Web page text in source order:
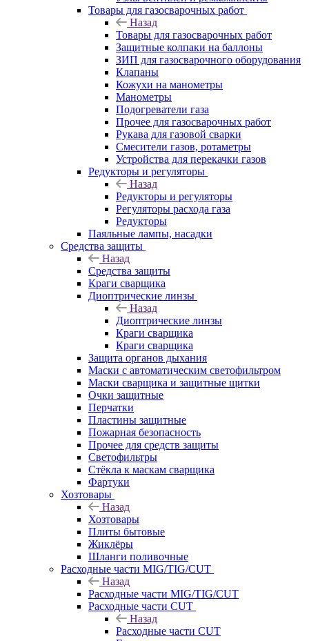
Товары для газосварочных работ
Назад
Товары для газосварочных работ
Защитные колпаки на баллоны
ЗИП для газосварочного оборудования
Клапаны
Кожухи на манометры
Манометры
Подогреватели газа
Прочее для газосварочных работ
Рукава для газовой сварки
Смесители газов, ротаметры
Устройства для перекачки газов
Редукторы и регуляторы
Назад
Редукторы и регуляторы
Регуляторы расхода газа
Редукторы
Паяльные лампы, насадки
Средства защиты
Назад
Средства защиты
Краги сварщика
Диоптрические линзы
Назад
Диоптрические линзы
Краги сварщика
Краги сварщика
Защита органов дыхания
Маски с автоматическим светофильтром
Маски сварщика и защитные щитки
Очки защитные
Перчатки
Пластины защитные
Пожарная безопасность
Прочее для средств защиты
Светофильтры
Стёкла к маскам сварщика
Фартуки
Хозтовары
Назад
Хозтовары
Плиты бытовые
Жиклёры
Шланги поливочные
Расходные части MIG/TIG/CUT
Назад
Расходные части MIG/TIG/CUT
Расходные части CUT
Назад
Расходные части CUT